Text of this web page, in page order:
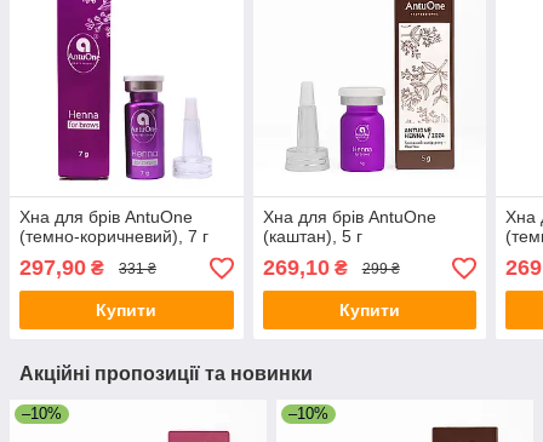
Хна для брів AntuOne
(темно-коричневий), 7 г
297,90 ₴ 331 ₴
Купити
Хна для брів AntuOne
(каштан), 5 г
269,10₴ 299 ₴
Купити
Хна
Акційні пропозиції та новинки
–10% –10%